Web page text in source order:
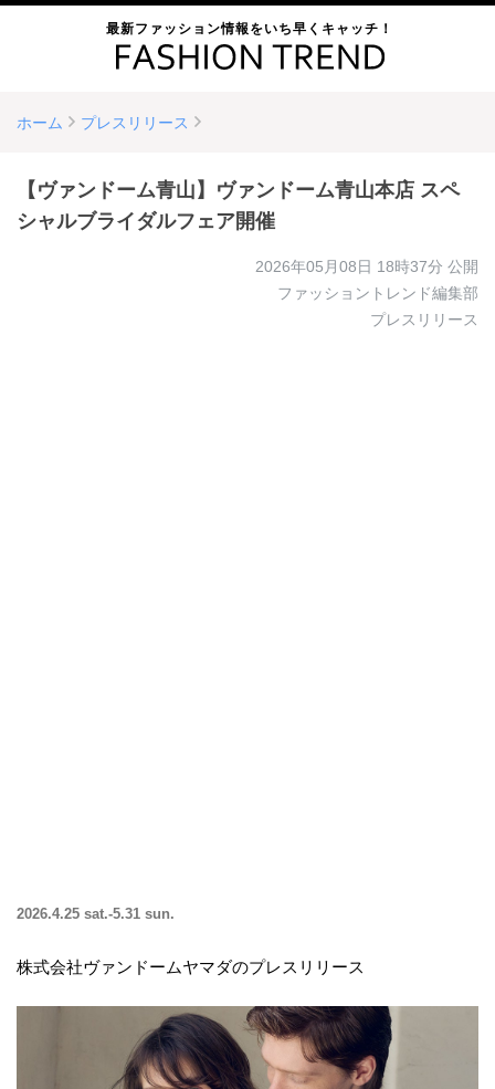
最新ファッション情報をいち早くキャッチ！
ホーム プレスリリース
【ヴァンドーム青山】ヴァンドーム青山本店 スペ
シャルブライダルフェア開催
2026年05月08日 18時37分 公開
ファッショントレンド編集部
プレスリリース
2026.4.25 sat.-5.31 sun.
株式会社ヴァンドームヤマダのプレスリリース